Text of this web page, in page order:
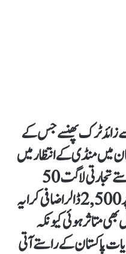
بارڈر پر 5 ہزار سے زائد ٹرک پھنسے جس کے
میں منڈی کے انتظار میں
تھے وہ ضائع ہو گئے ، ایران کے راستے تجارتی لاگت 50
سے 60 فیصد بڑھ گئی اور ہر کنٹینر پر 2,500 ڈالر اضافی کرایہ
متاثر ہوئی کیونکہ
زائد ادویات پاکستان کے راستے آتی